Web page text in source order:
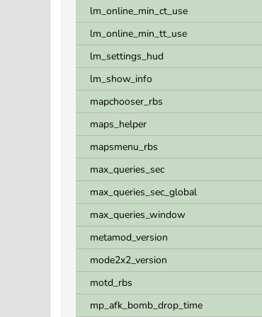
lm_online_min_ct_use
lm_online_min_tt_use
lm_settings_hud
lm_show_info
mapchooser_rbs
maps_helper
mapsmenu_rbs
max_queries_sec
max_queries_sec_global
max_queries_window
metamod_version
mode2x2_version
motd_rbs
mp_afk_bomb_drop_time